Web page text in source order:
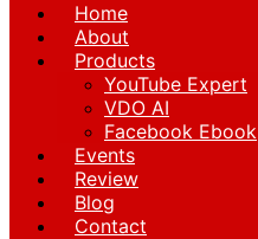
Home
About
Products
YouTube Expert
VDO AI
Facebook Ebook
Events
Review
Blog
Contact